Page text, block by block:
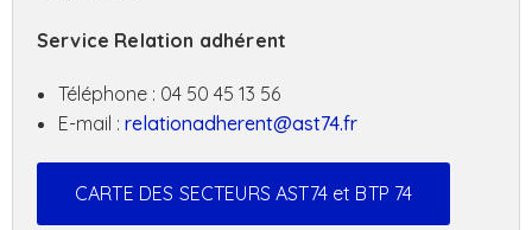
Service Relation adhérent
Téléphone : 04 50 45 13 56
E-mail : relationadherent@ast74.fr
CARTE DES SECTEURS AST74 et BTP 74